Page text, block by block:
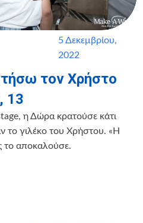
5 Δεκεμβρίου,
2022
τον Χρήστο
13
η Δώρα κρατούσε κάτι
το γιλέκο του Χρήστου. «Η
το αποκαλούσε.